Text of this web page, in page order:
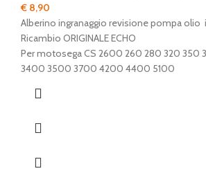
€ 8,90
Alberino ingranaggio revisione pompa olio
Ricambio ORIGINALE ECHO
Per motosega CS 2600 260 280 320 350
3400 3500 3700 4200 4400 5100